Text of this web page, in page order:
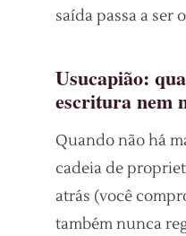
saída passa a ser
Usucapião:
escritura nem
Quando não há
cadeia de
atrás (você
também nunca